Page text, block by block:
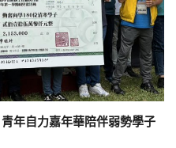
年自力嘉年華陪伴弱勢學子